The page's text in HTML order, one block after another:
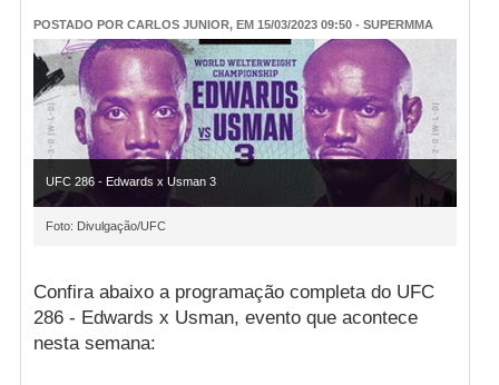
POSTADO POR CARLOS JUNIOR, EM 15/03/2023 09:50 - SUPERMMA
UFC 286 - Edwards x Usman 3
Foto: Divulgação/UFC
Confira abaixo a programação completa do UFC
286 - Edwards x Usman, evento que acontece
nesta semana: